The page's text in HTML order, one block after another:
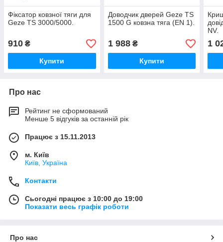
Фіксатор ковзної тяги для
Geze TS 3000/5000.
910 ₴
Купити
Доводчик дверей Geze TS
1500 G ковзна тяга (EN 1).
1 988₴
Купити
NV.
1
Про нас
Рейтинг не сформований
Менше 5 відгуків за останній рік
Працює з 15.11.2013
м. Київ
Київ, Україна
Контакти
Сьогодні працює з 10:00 до 19:00
Показати весь графік роботи
Про нас